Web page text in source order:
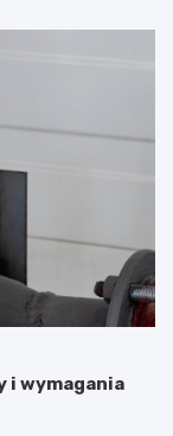
i wymagania